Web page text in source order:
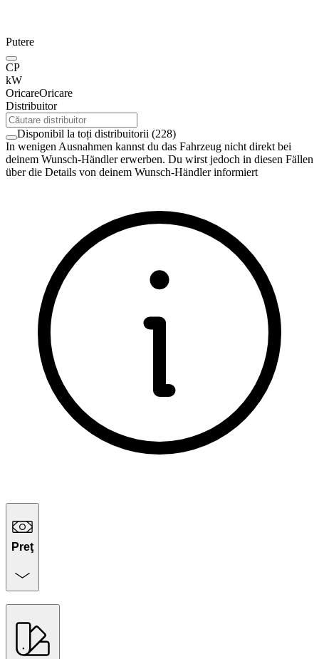
Putere
CP
kW
OricareOricare
Distribuitor
Disponibil la toți distribuitorii (228)
In wenigen Ausnahmen kannst du das Fahrzeug nicht direkt bei
deinem Wunsch-Händler erwerben. Du wirst jedoch in diesen Fällen
über die Details von deinem Wunsch-Händler informiert
Preţ